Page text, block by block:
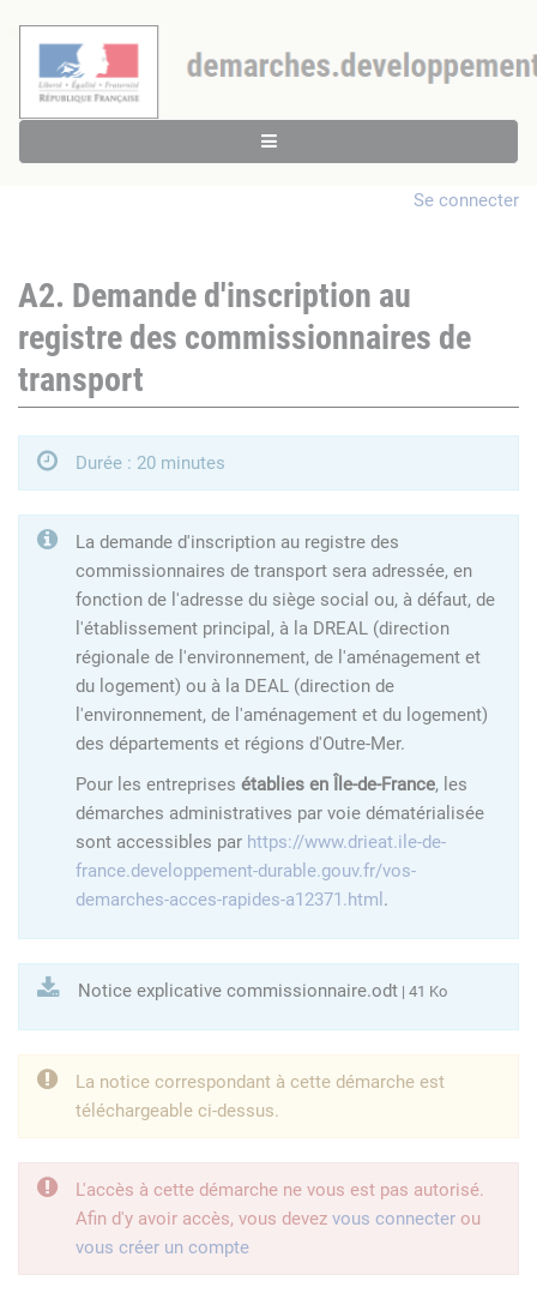
Se connecter
A2. Demande d'inscription au
registre des commissionnaires de
transport
Durée : 20 minutes
La demande d'inscription au registre des
commissionnaires de transport sera adressée, en
fonction de l'adresse du siège social ou, à défaut, de
l'établissement principal, à la DREAL (direction
régionale de l'environnement, de l'aménagement et
du logement) ou à la DEAL (direction de
l'environnement, de l'aménagement et du logement)
des départements et régions d'Outre-Mer.
Pour les entreprises établies en Île-de-France, les
démarches administratives par voie dématérialisée
sont accessibles par https://www.drieat.ile-de-
france.developpement-durable.gouv.fr/vos-
demarches-acces-rapides-a12371.html .
Notice explicative commissionnaire.odt | 41 Ko
La notice correspondant à cette démarche est
téléchargeable ci-dessus.
L'accès à cette démarche ne vous est pas autorisé.
Afin d'y avoir accès, vous devez vous connecter ou
vous créer un compte